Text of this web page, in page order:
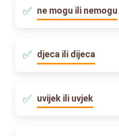
ne mogu ili nemogu
djeca ili dijeca
uvijek ili uvjek